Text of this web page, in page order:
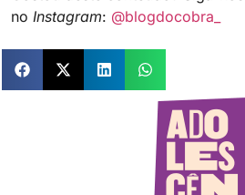
no Instagram: @blogdocobra_